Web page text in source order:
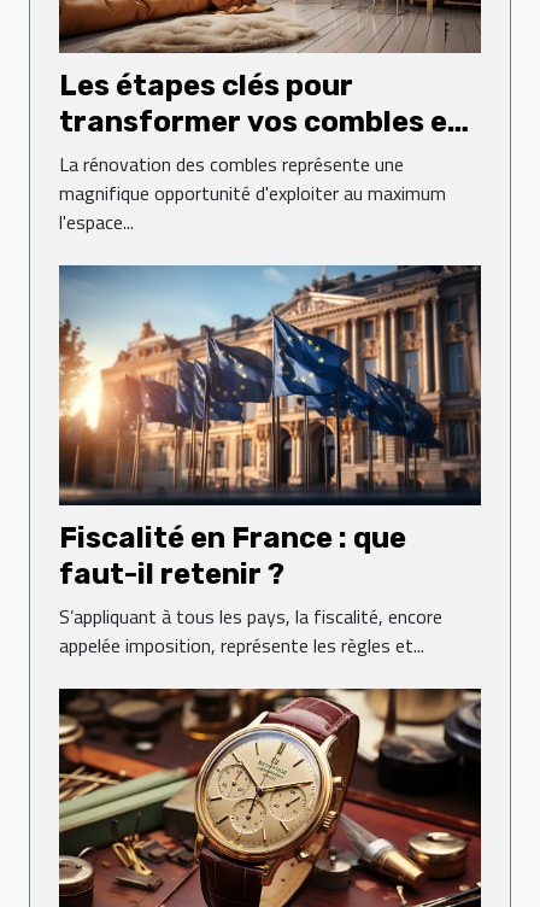
Les étapes clés pour
transformer vos combles en
espace de vie
La rénovation des combles représente une
magnifique opportunité d'exploiter au maximum
l'espace...
Fiscalité en France : que
faut-il retenir ?
S’appliquant à tous les pays, la fiscalité, encore
appelée imposition, représente les règles et...